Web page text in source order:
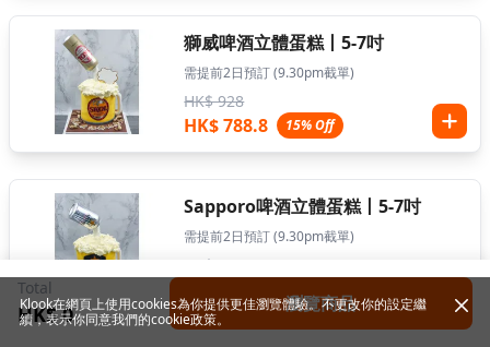
獅威啤酒立體蛋糕丨5-7吋
需提前2日預訂 (9.30pm截單)
HK$ 928
HK$ 788.8 15% Off
Sapporo啤酒立體蛋糕丨5-7吋
需提前2日預訂 (9.30pm截單)
HK$ 928
Total
HK$ 0 瀏覽商品
Klook在網頁上使用cookies為你提供更佳瀏覽體驗。不更改你的設定繼
續，表示你同意我們的cookie政策。